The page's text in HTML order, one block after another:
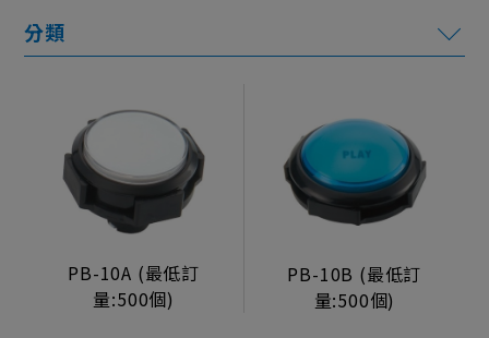
特色顯示器
機台機構
生活型態顯示器
製造組裝服務
電源/投幣器/配件
PB-10A (最低訂
量:500個)
PB-10B (最低訂
量:500個)